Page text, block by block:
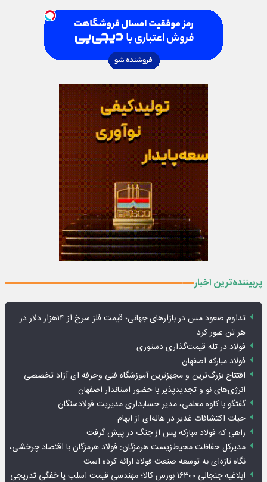
پربیننده‌ترین اخبار
تداوم صعود مس در بازارهای جهانی؛ قیمت فلز سرخ از ۱۴هزار دلار در
هر تن عبور کرد
فولاد در تله قیمت‌گذاری دستوری
فولاد مبارکه اصفهان
افتتاح بزرگ‌ترین و مجهزترین آموزشگاه فنی وحرفه ای آزاد تخصصی
انرژی‌های نو و تجدیدپذیر با حضور استاندار اصفهان
گفتگو با کاوه معلمی، مدیر حسابداری مدیریت فولادسنگان
حیات اکتشافات غدیر در هاله‌ای از ابهام
راهی که فولاد مبارکه پس از جنگ در پیش گرفت
مدیرکل حفاظت محیط‌زیست هرمزگان: فولاد هرمزگان با اقتصاد چرخشی،
نگاه تازه‌ای به توسعه صنعت فولاد ارائه کرده است
ابلاغیه جنجالی ۱۶۳۰۰ بورس کالا؛ مهندسی قیمت اسلب یا خفگی تدریجی